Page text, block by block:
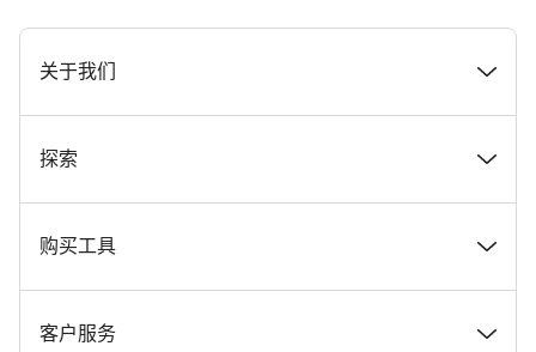
[footer.linksList.title]
关于我们
奖项
在 Canyon 工作
Canyon 新闻发布室
探索
新闻和故事
提示和建议
购买工具
找到您梦寐以求的 Canyon 自行车
客户服务